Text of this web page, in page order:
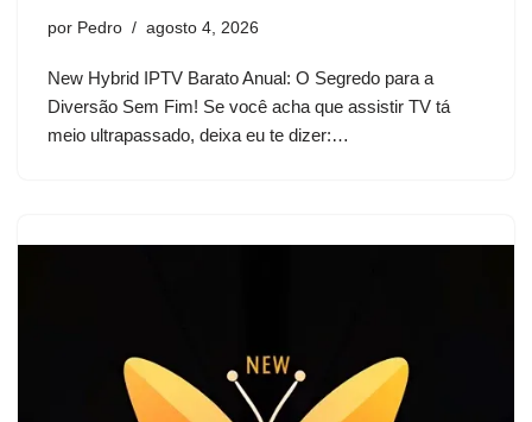
por Pedro agosto 4, 2026
New Hybrid IPTV Barato Anual: O Segredo para a
Diversão Sem Fim! Se você acha que assistir TV tá
meio ultrapassado, deixa eu te dizer:…